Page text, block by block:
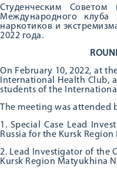
Студенческим
Международного
наркотиков и
2022 года.
On February 10, 2022, at
International Health Club,
students of the
The meeting was attended
1. Special Case Lead
Russia for the Kursk Region
2. Lead Investigator of the
Kursk Region Matyukhina